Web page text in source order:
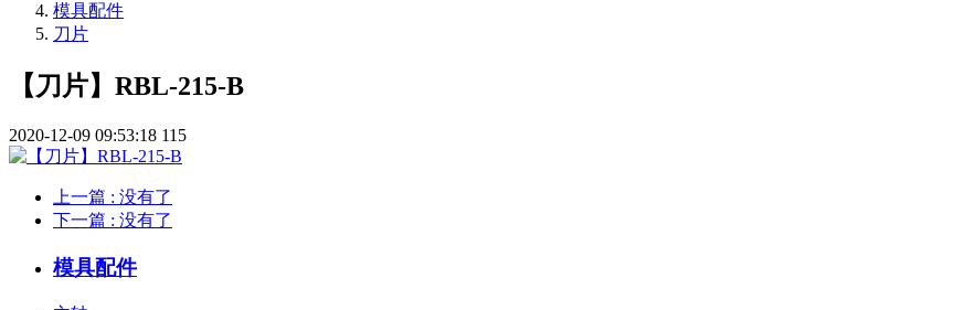
模具配件
刀片
【刀片】RBL-215-B
2020-12-09 09:53:18 115
上一篇 : 没有了
下一篇 : 没有了
模具配件